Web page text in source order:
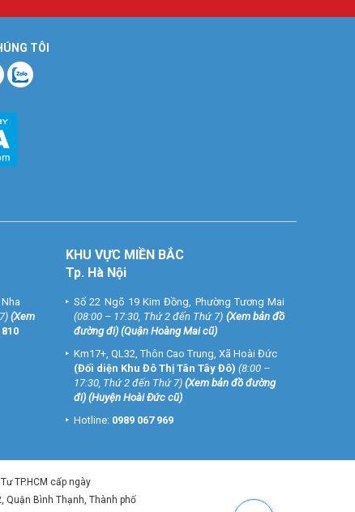
TÔI
(Xem
810
KHU VỰC MIỀN BẮC
Tp. Hà Nội
Số 22 Ngõ 19 Kim Đồng, Phường Tương Mai
(08:00 – 17:30, Thứ 2 đến Thứ 7) (Xem bản đồ
đường đi) (Quận Hoàng Mai cũ)
Km17+, QL32, Thôn Cao Trung, Xã Hoài Đức
(Đối diện Khu Đô Thị Tân Tây Đô) (8:00 –
17:30, Thứ 2 đến Thứ 7) (Xem bản đồ đường
đi) (Huyện Hoài Đức cũ)
Hotline: 0989 067 969
TP.HCM cấp ngày
Quận Bình Thạnh, Thành phố